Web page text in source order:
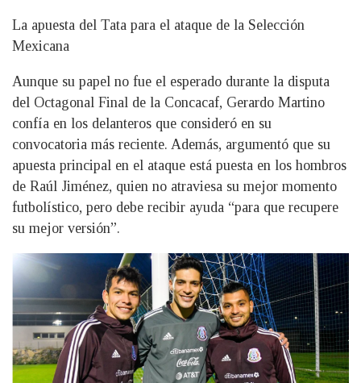
La apuesta del Tata para el ataque de la Selección
Mexicana
Aunque su papel no fue el esperado durante la disputa
del Octagonal Final de la Concacaf, Gerardo Martino
confía en los delanteros que consideró en su
convocatoria más reciente. Además, argumentó que su
apuesta principal en el ataque está puesta en los hombros
de Raúl Jiménez, quien no atraviesa su mejor momento
futbolístico, pero debe recibir ayuda “para que recupere
su mejor versión”.